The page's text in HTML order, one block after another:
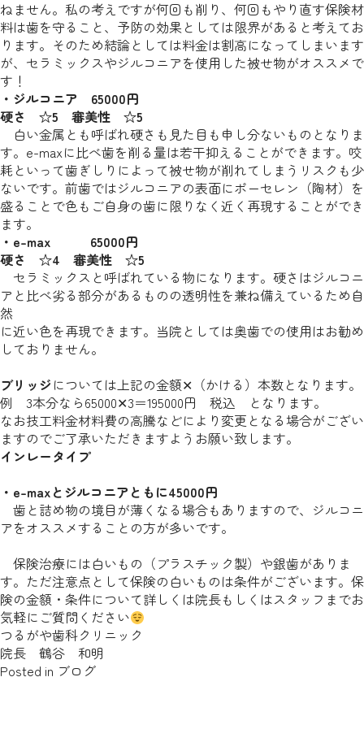
ねません。私の考えですが何回も削り、何回もやり直す保険材
料は歯を守ること、予防の効果としては限界があると考えてお
ります。そのため結論としては料金は割高になってしまいます
が、セラミックスやジルコニアを使用した被せ物がオススメで
す！
・ジルコニア 65000円
硬さ ☆5 審美性 ☆5
白い金属とも呼ばれ硬さも見た目も申し分ないものとなりま
す。e-maxに比べ歯を削る量は若干抑えることができます。咬
耗といって歯ぎしりによって被せ物が削れてしまうリスクも少
ないです。前歯ではジルコニアの表面にポーセレン（陶材）を
盛ることで色もご自身の歯に限りなく近く再現することができ
ます。
・e-max 65000円
硬さ ☆4 審美性 ☆5
セラミックスと呼ばれている物になります。硬さはジルコニ
アと比べ劣る部分があるものの透明性を兼ね備えているため自
然
に近い色を再現できます。当院としては奥歯での使用はお勧め
しておりません。
ブリッジ については上記の金額✕（かける）本数となります。
例 3本分なら65000✕3＝195000円 税込 となります。
なお技工料金材料費の高騰などにより変更となる場合がござい
ますのでご了承いただきますようお願い致します。
インレータイプ
・e-maxとジルコニアともに45000円
歯と詰め物の境目が薄くなる場合もありますので、ジルコニ
アをオススメすることの方が多いです。
保険治療には白いもの（プラスチック製）や銀歯がありま
す。ただ注意点として保険の白いものは条件がございます。保
険の金額・条件について詳しくは院長もしくはスタッフまでお
気軽にご質問ください
つるがや歯科クリニック
院長 鶴谷 和明
Posted in ブログ